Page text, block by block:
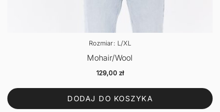
Rozmiar: L/XL
Mohair/Wool
129,00 zł
DODAJ DO KOSZYKA